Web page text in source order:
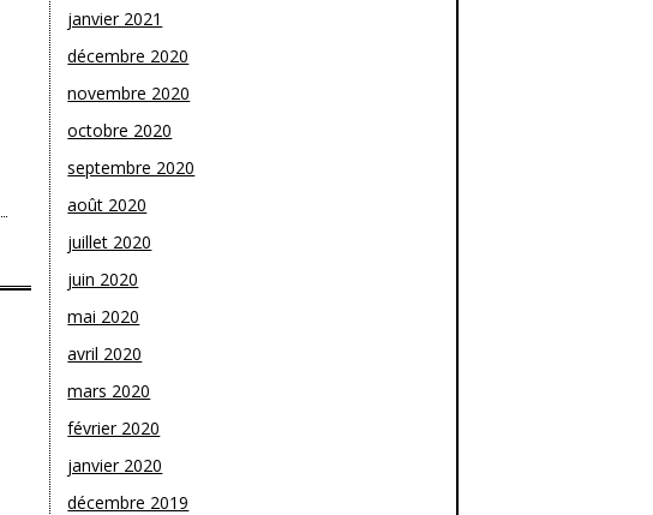
janvier 2021
décembre 2020
novembre 2020
octobre 2020
septembre 2020
août 2020
juillet 2020
juin 2020
mai 2020
avril 2020
mars 2020
février 2020
janvier 2020
décembre 2019